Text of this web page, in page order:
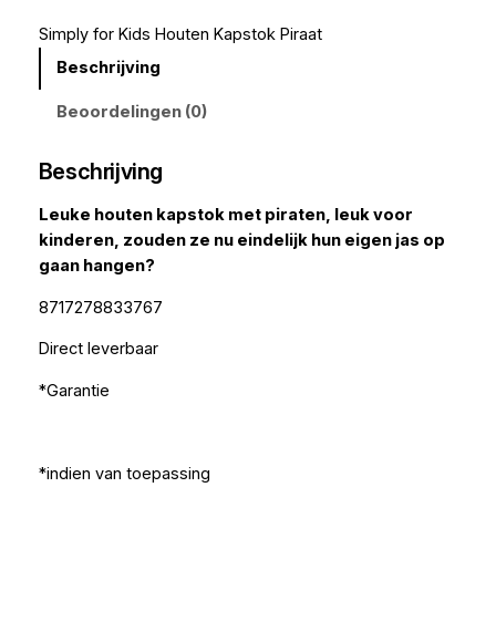
Simply for Kids Houten Kapstok Piraat
Beschrijving
Beoordelingen (0)
Beschrijving
Leuke houten kapstok met piraten, leuk voor
kinderen, zouden ze nu eindelijk hun eigen jas op
gaan hangen?
8717278833767
Direct leverbaar
*Garantie
*indien van toepassing